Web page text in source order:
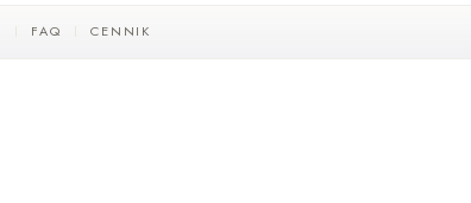
FAQ CENNIK